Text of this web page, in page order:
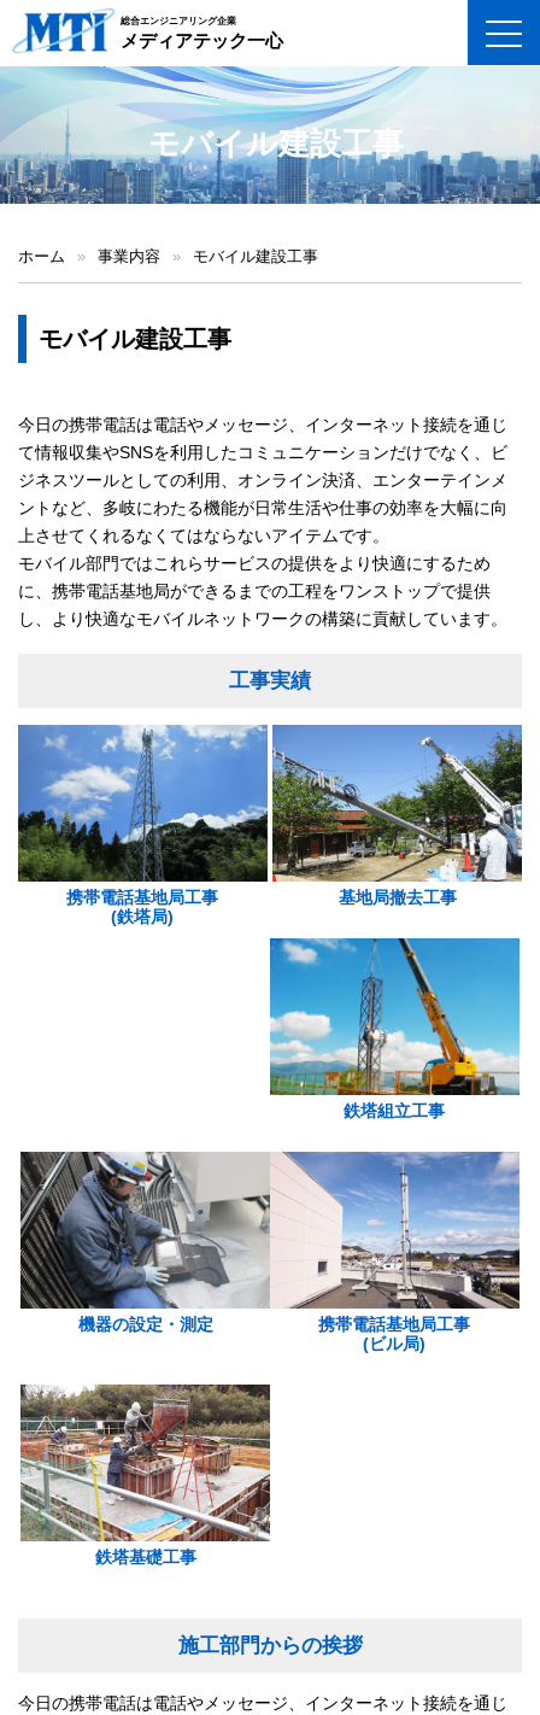
総合エンジニアリング企業
メディアテック一心
モバイル建設工事
ホーム » 事業内容 » モバイル建設工事
モバイル建設工事
今日の携帯電話は電話やメッセージ、インターネット接続を通じ
て情報収集やSNSを利用したコミュニケーションだけでなく、ビ
ジネスツールとしての利用、オンライン決済、エンターテインメ
ントなど、多岐にわたる機能が日常生活や仕事の効率を大幅に向
上させてくれるなくてはならないアイテムです。
モバイル部門ではこれらサービスの提供をより快適にするため
に、携帯電話基地局ができるまでの工程をワンストップで提供
し、より快適なモバイルネットワークの構築に貢献しています。
工事実績
携帯電話基地局工事
(鉄塔局)
基地局撤去工事
鉄塔組立工事
機器の設定・測定
携帯電話基地局工事
(ビル局)
鉄塔基礎工事
施工部門からの挨拶
今日の携帯電話は電話やメッセージ、インターネット接続を通じ